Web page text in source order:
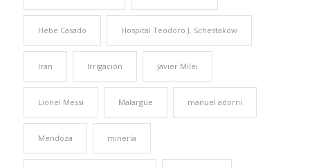
Hebe Casado Hospital Teodoro J. Schestakow
Iran Irrigación Javier Milei
Lionel Messi Malargüe manuel adorni
Mendoza minería